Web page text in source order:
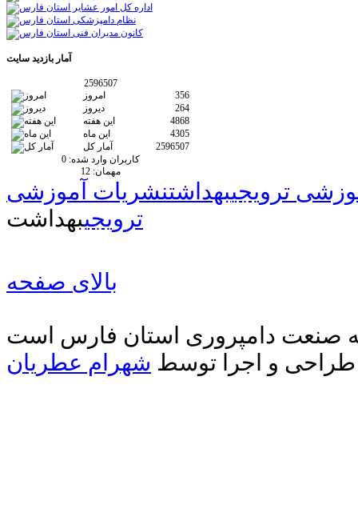
آمار بازدید سایت
2596507
امروز
356
دیروز
264
این هفته
4868
این ماه
4305
آمار کل
2596507
کاربران وارد شده: 0
مهمان: 12
ترویجیبهداشتنشریات آموزشی
ترویجیبهداشت
بالای صفحه
صنعت دامپروری استان فارس است
طراحی و اجرا توسط شهرام عطریان